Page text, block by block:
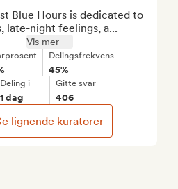
Blue Hours is dedicated to
late-night feelings, a...
Vis mer
Delingsfrekvens
45%
Deling i
1 dag
Gitte svar
406
lignende kuratorer